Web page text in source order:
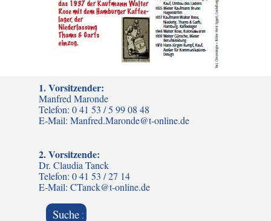
1. Vorsitzender:
Manfred Maronde
Telefon: 0 41 53 / 5 99 08 48
E-Mail: Manfred.Maronde@t-online.de
2. Vorsitzende:
Dr. Claudia Tanck
Telefon: 0 41 53 / 27 14
E-Mail: CTanck@t-online.de
Kontakt
Suche